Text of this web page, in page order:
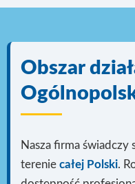
Obszar
Nasza firma świadczy
terenie całej Polski.